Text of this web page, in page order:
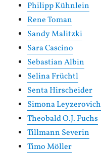
Philipp Kühnlein
Rene Toman
Sandy Malitzki
Sara Cascino
Sebastian Albin
Selina Früchtl
Senta Hirscheider
Simona Leyzerovich
Theobald O.J. Fuchs
Tillmann Severin
Timo Möller